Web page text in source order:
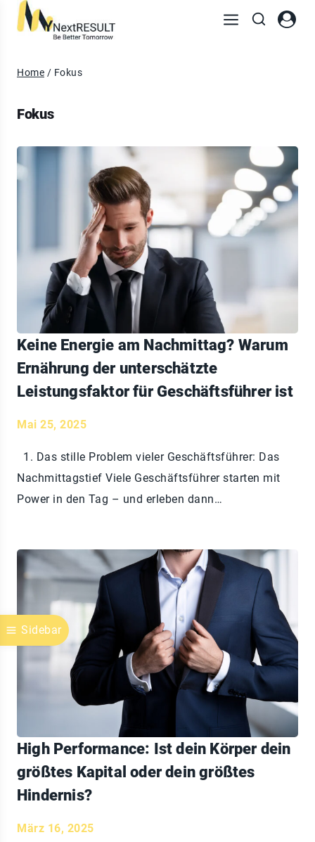
Sidebar
Home / Fokus
Fokus
Keine Energie am Nachmittag? Warum
Ernährung der unterschätzte
Leistungsfaktor für Geschäftsführer ist
Mai 25, 2025
1. Das stille Problem vieler Geschäftsführer: Das
Nachmittagstief Viele Geschäftsführer starten mit
Power in den Tag – und erleben dann…
High Performance: Ist dein Körper dein
größtes Kapital oder dein größtes
Hindernis?
März 16, 2025